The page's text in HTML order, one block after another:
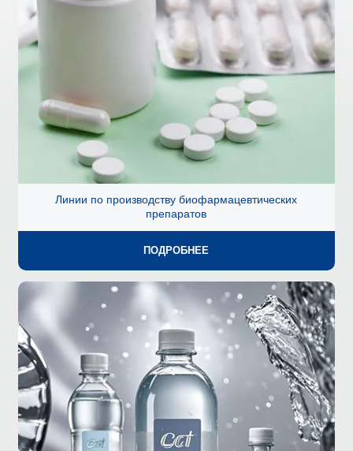
Линии по производству биофармацевтических
препаратов
ПОДРОБНЕЕ